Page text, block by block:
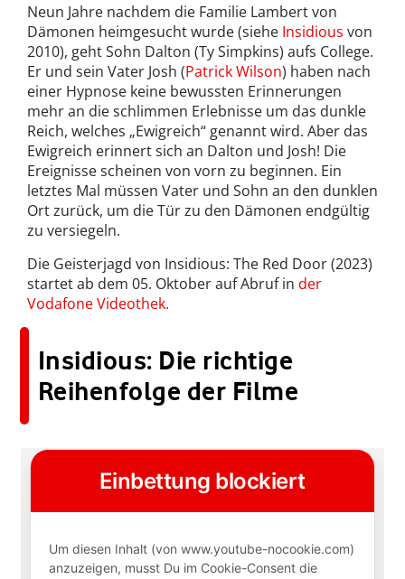
Neun Jahre nachdem die Familie Lambert von
Dämonen heimgesucht wurde (siehe Insidious von
2010), geht Sohn Dalton (Ty Simpkins) aufs College.
Er und sein Vater Josh (Patrick Wilson) haben nach
einer Hypnose keine bewussten Erinnerungen
mehr an die schlimmen Erlebnisse um das dunkle
Reich, welches „Ewigreich“ genannt wird. Aber das
Ewigreich erinnert sich an Dalton und Josh! Die
Ereignisse scheinen von vorn zu beginnen. Ein
letztes Mal müssen Vater und Sohn an den dunklen
Ort zurück, um die Tür zu den Dämonen endgültig
zu versiegeln.
Die Geisterjagd von Insidious: The Red Door (2023)
startet ab dem 05. Oktober auf Abruf in der
Vodafone Videothek.
Insidious: Die richtige
Reihenfolge der Filme